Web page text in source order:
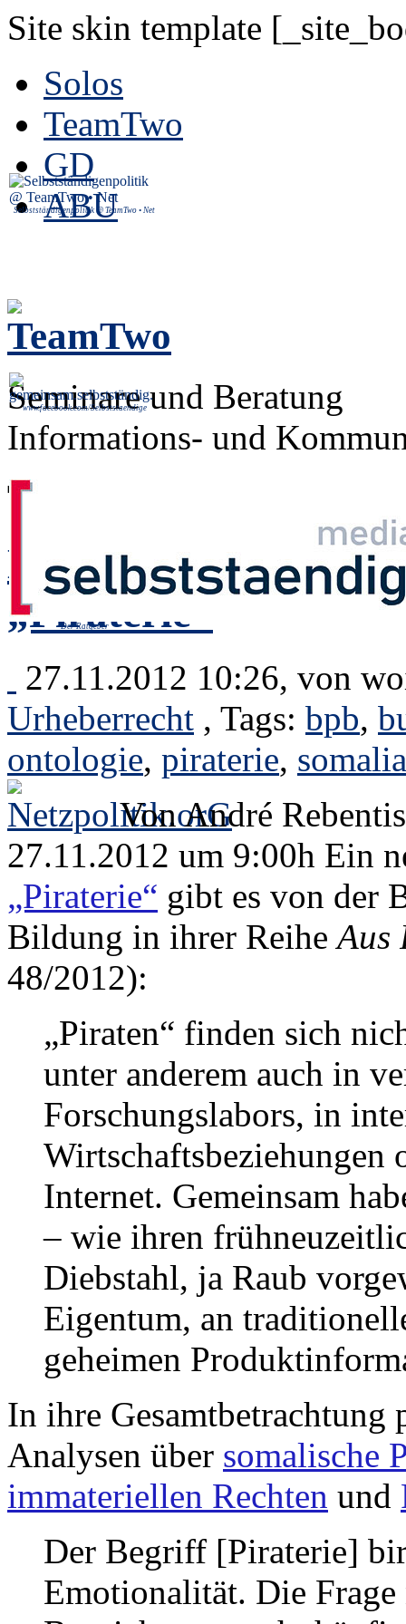
Site skin template
Solos
TeamTwo
GD
ABU
Seminare und Beratung
Informations- und
Selbstständigenpolitik @ TeamTwo • Net
www.facebook.com/Selbststaendige
Der Ratgeber
Tag: "bpb"
Bundeszentrale für
„Piraterie“
27.11.2012 10:26, von
Urheberrecht , Tags: bpb,
ontologie, piraterie, somalia
Von André
27.11.2012 um 9:00h Ein
„Piraterie“ gibt es von der
Bildung in ihrer Reihe Aus
48/2012):
„Piraten“ finden sich
unter anderem auch in
Forschungslabors, in
Wirtschaftsbeziehungen
Internet. Gemeinsam
– wie ihren
Diebstahl, ja Raub
Eigentum, an
geheimen
In ihre Gesamtbetrachtung
Analysen über somalische
immateriellen Rechten und
Der Begriff [Piraterie]
Emotionalität. Die